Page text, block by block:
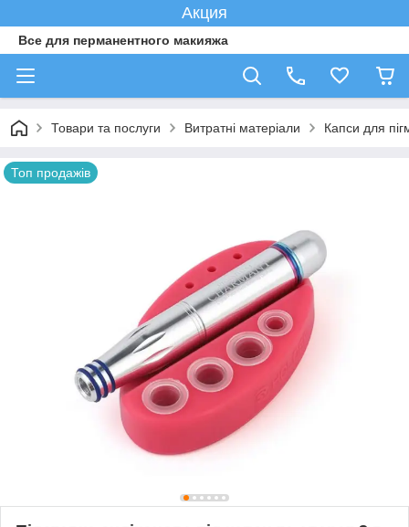
Акция
Все для перманентного макияжа
Товари та послуги Витратні матеріали Капси для
Топ продажів